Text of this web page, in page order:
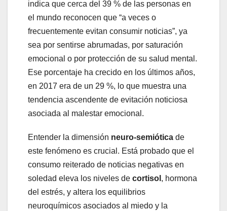
indica que cerca del 39 % de las personas en
el mundo reconocen que “a veces o
frecuentemente evitan consumir noticias”, ya
sea por sentirse abrumadas, por saturación
emocional o por protección de su salud mental.
Ese porcentaje ha crecido en los últimos años,
en 2017 era de un 29 %, lo que muestra una
tendencia ascendente de evitación noticiosa
asociada al malestar emocional.
Entender la dimensión neuro-semiótica de
este fenómeno es crucial. Está probado que el
consumo reiterado de noticias negativas en
soledad eleva los niveles de cortisol , hormona
del estrés, y altera los equilibrios
neuroquímicos asociados al miedo y la